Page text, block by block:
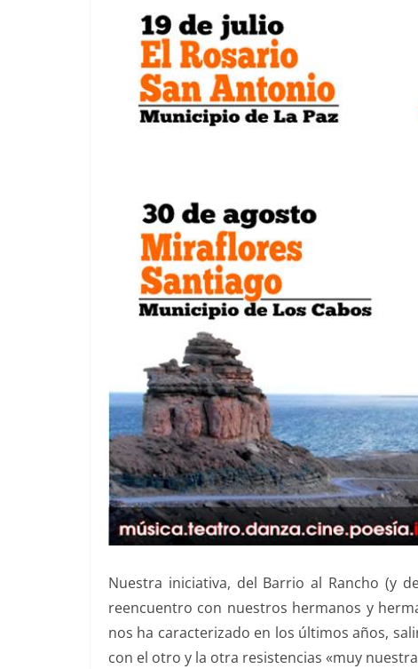
Nuestra iniciativa, del Barrio al Rancho (y
reencuentro con nuestros hermanos y
nos ha caracterizado en los últimos años,
con el otro y la otra resistencias «muy